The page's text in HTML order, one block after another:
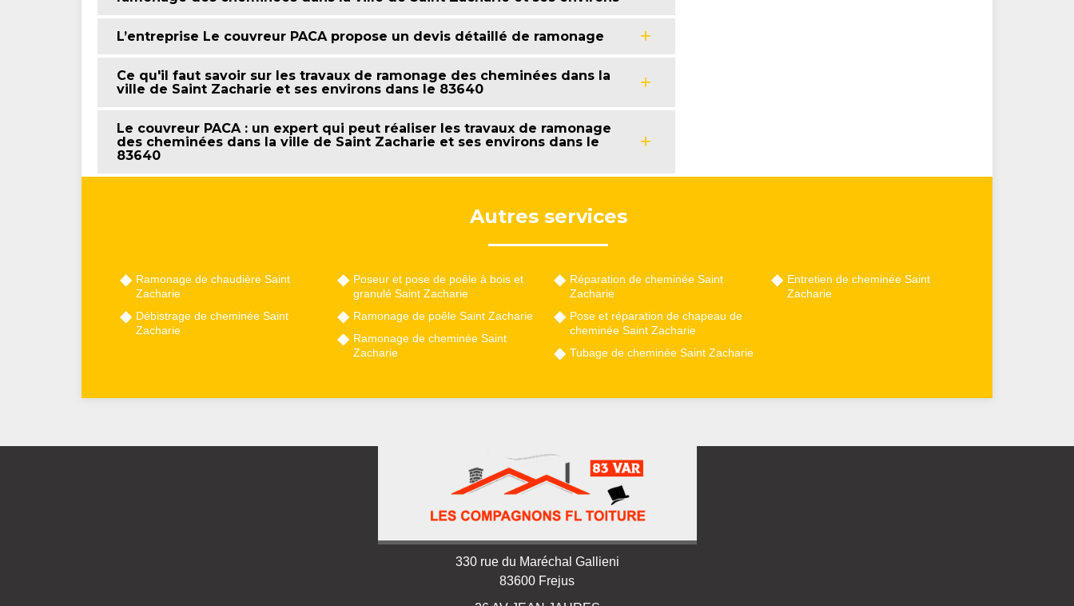
L’entreprise Le couvreur PACA propose un devis détaillé de ramonage
Ce qu'il faut savoir sur les travaux de ramonage des cheminées dans la
ville de Saint Zacharie et ses environs dans le 83640
Le couvreur PACA : un expert qui peut réaliser les travaux de ramonage
des cheminées dans la ville de Saint Zacharie et ses environs dans le
83640
Autres services
Ramonage de chaudière Saint
Zacharie
Débistrage de cheminée Saint
Zacharie
Poseur et pose de poêle à bois et
granulé Saint Zacharie
Ramonage de poêle Saint Zacharie
Ramonage de cheminée Saint
Zacharie
Réparation de cheminée Saint
Zacharie
Pose et réparation de chapeau de
cheminée Saint Zacharie
Tubage de cheminée Saint Zacharie
Entretien de cheminée Saint
Zacharie
330 rue du Maréchal Gallieni
83600 Frejus